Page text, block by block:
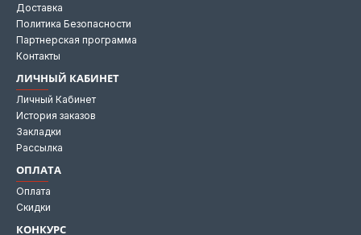
Доставка
Политика Безопасности
Партнерская программа
Контакты
ЛИЧНЫЙ КАБИНЕТ
Личный Кабинет
История заказов
Закладки
Рассылка
ОПЛАТА
Оплата
Скидки
КОНКУРС